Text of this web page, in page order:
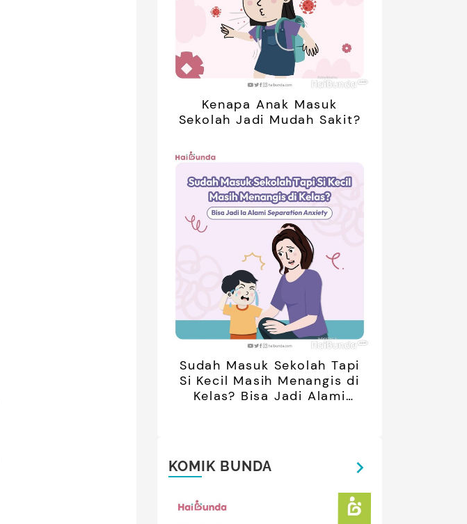
Kenapa Anak Masuk
Sekolah Jadi Mudah Sakit?
Sudah Masuk Sekolah Tapi
Si Kecil Masih Menangis di
Kelas? Bisa Jadi Alami
KOMIK BUNDA